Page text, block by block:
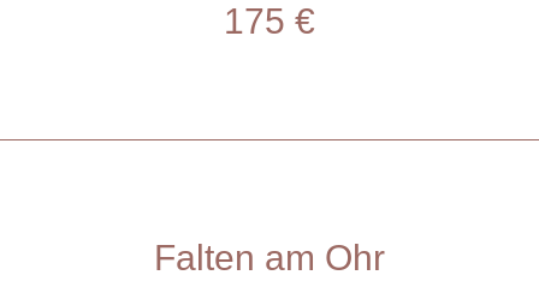
175 €
Falten am Ohr